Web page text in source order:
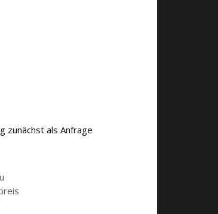
zunächst als Anfrage